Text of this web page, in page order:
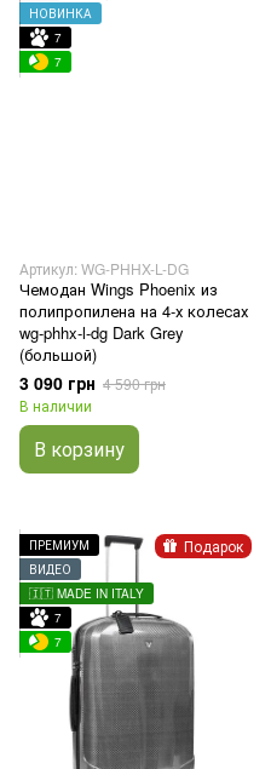
НОВИНКА
7
7
Артикул: WG-PHHX-L-DG
Чемодан Wings Phoenix из
полипропилена на 4-х колесах
wg-phhx-l-dg Dark Grey
(большой)
3 090 грн 4 590 грн
В наличии
В корзину
Подарок
ПРЕМИУМ
ВИДЕО
🇮🇹 MADE IN ITALY
7
7